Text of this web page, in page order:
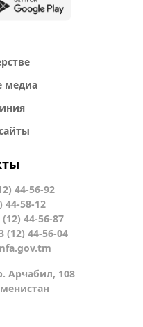
медиа
44-56-92
44-58-12
44-56-87
(12) 44-56-04
Арчабил, 108